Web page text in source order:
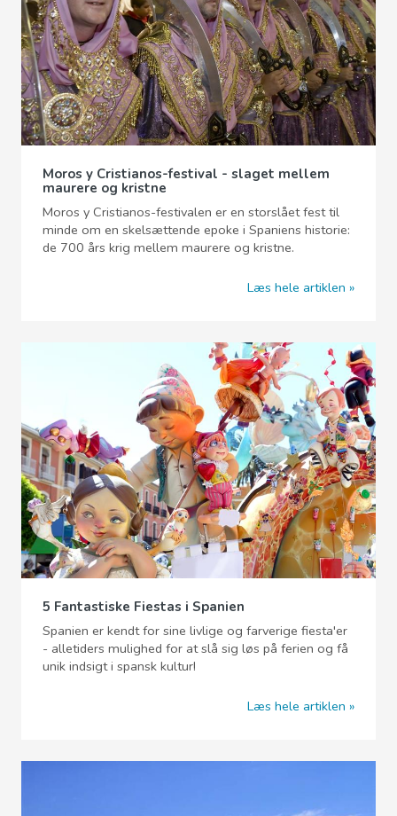
Moros y Cristianos-festival - slaget mellem
maurere og kristne
Moros y Cristianos-festivalen er en storslået fest til
minde om en skelsættende epoke i Spaniens historie:
de 700 års krig mellem maurere og kristne.
Læs hele artiklen
5 Fantastiske Fiestas i Spanien
Spanien er kendt for sine livlige og farverige fiesta'er
- alletiders mulighed for at slå sig løs på ferien og få
unik indsigt i spansk kultur!
Læs hele artiklen